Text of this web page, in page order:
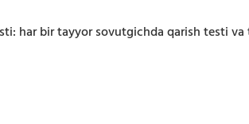
har bir tayyor sovutgichda qarish testi